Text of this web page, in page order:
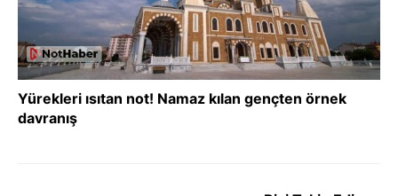
Yürekleri ısıtan not! Namaz kılan gençten örnek
davranış